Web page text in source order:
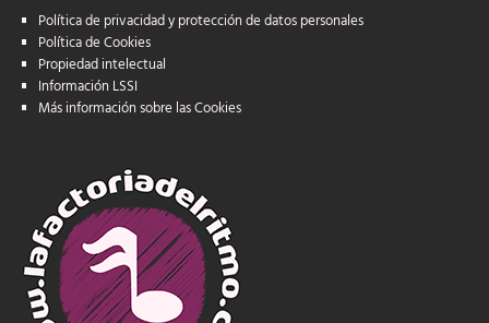
Política de privacidad y protección de datos personales
Política de Cookies
Propiedad intelectual
Información LSSI
Más información sobre las Cookies